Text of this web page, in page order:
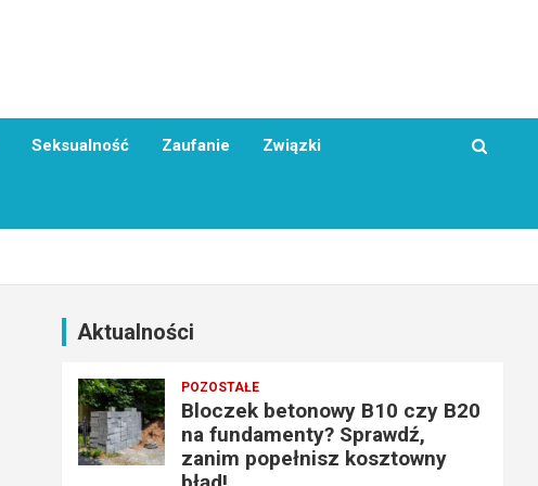
Seksualność Zaufanie Związki
Aktualności
POZOSTAŁE
Bloczek betonowy B10 czy B20
na fundamenty? Sprawdź,
zanim popełnisz kosztowny